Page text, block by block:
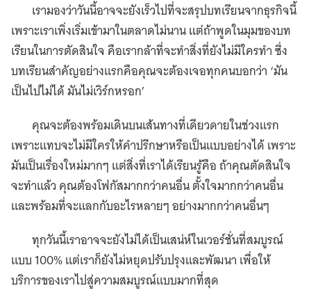
เรามองว่าวันนี้อาจจะยังเร็วไปที่จะสรุปบทเรียนจากธุรกิจนี้
เพราะเราเพิ่งเริ่มเข้ามาในตลาดไม่นาน แต่ถ้าพูดในมุมของบท
เรียนในการตัดสินใจ คือเรากล้าที่จะทำสิ่งที่ยังไม่มีใครทำ ซึ่ง
บทเรียนสำคัญอย่างแรกคือคุณจะต้องเจอทุกคนบอกว่า ‘มัน
เป็นไปไม่ได้ มันไม่เวิร์กหรอก’
คุณจะต้องพร้อมเดินบนเส้นทางที่เดียวดายในช่วงแรก
เพราะแทบจะไม่มีใครให้คำปรึกษาหรือเป็นแบบอย่างได้ เพราะ
มันเป็นเรื่องใหม่มากๆ แต่สิ่งที่เราได้เรียนรู้คือ ถ้าคุณตัดสินใจ
จะทำแล้ว คุณต้องโฟกัสมากกว่าคนอื่น ตั้งใจมากกว่าคนอื่น
และพร้อมที่จะแลกกับอะไรหลายๆ อย่างมากกว่าคนอื่นๆ
ทุกวันนี้เราอาจจะยังไม่ได้เป็นเสน่ห์ในเวอร์ชั่นที่สมบูรณ์
เเบบ 100% เเต่เราก็ยังไม่หยุดปรับปรุงเเละพัฒนา เพื่อให้
บริการของเราไปสู่ความสมบูรณ์เเบบมากที่สุด